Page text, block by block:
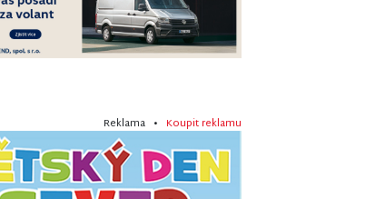
Reklama • Koupit reklamu